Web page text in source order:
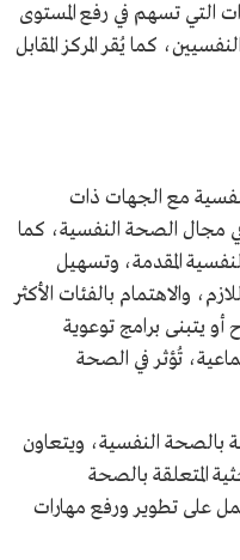
التي تسهم في رفع المستوى
كما يُقر المركز المقابل
مع الجهات ذات
مجال الصحة النفسية، كما
المقدمة، وتسهيل
والاهتمام بالفئات الأكثر
يتبنى برامج توعوية
تُؤثر في الصحة
بالصحة النفسية، ويتعاون
المتعلقة بالصحة
على تطوير ورفع مهارات